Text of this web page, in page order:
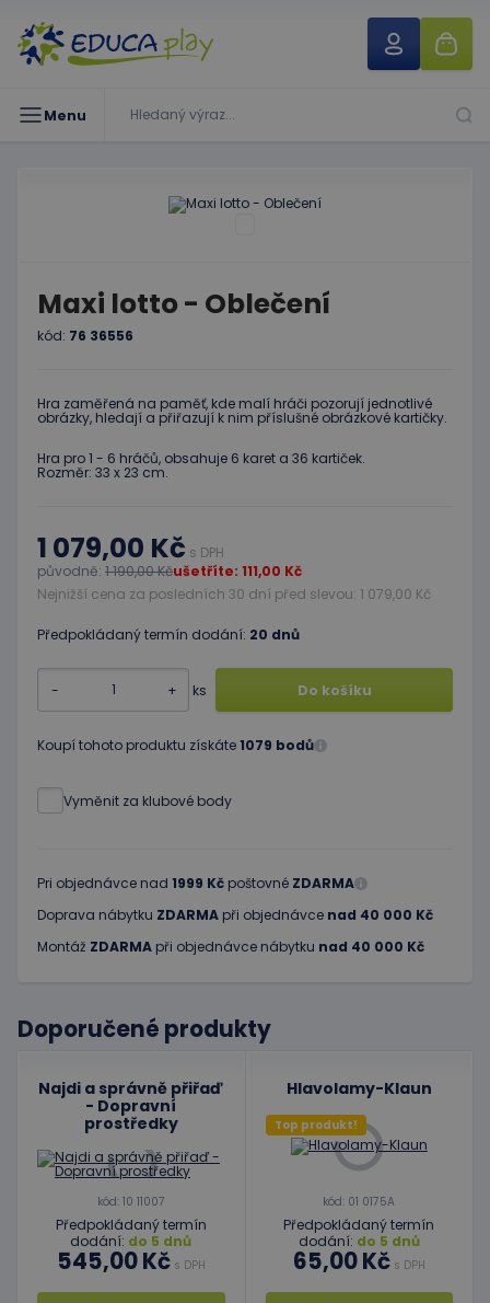
Menu
Maxi lotto - Oblečení
kód: 76 36556
Hra zaměřená na paměť, kde malí hráči pozorují jednotlivé
obrázky, hledají a přiřazují k nim příslušné obrázkové kartičky.
Hra pro 1 - 6 hráčů, obsahuje 6 karet a 36 kartiček.
Rozměr: 33 x 23 cm.
1 079,00 Kč s DPH
původně: 1 190,00 Kčušetříte: 111,00 Kč
Nejnižší cena za posledních 30 dní před slevou: 1 079,00 Kč
Předpokládaný termín dodání: 20 dnů
- + ks Do košíku
Koupí tohoto produktu získáte1079 bodů
Vyměnit za klubové body
Pri objednávce nad 1999 Kč poštovné ZDARMA
Doprava nábytku ZDARMA při objednávce nad 40 000 Kč
Montáž ZDARMA při objednávce nábytku nad 40 000 Kč
Doporučené produkty
Najdi a správně přiřaď
- Dopravní
prostředky
kód: 10 11007
Předpokládaný termín
dodání: do 5 dnů
545,00 Kčs DPH
Hlavolamy-Klaun
Top produkt!
kód: 01 0175A
Předpokládaný termín
dodání: do 5 dnů
65,00 Kčs DPH